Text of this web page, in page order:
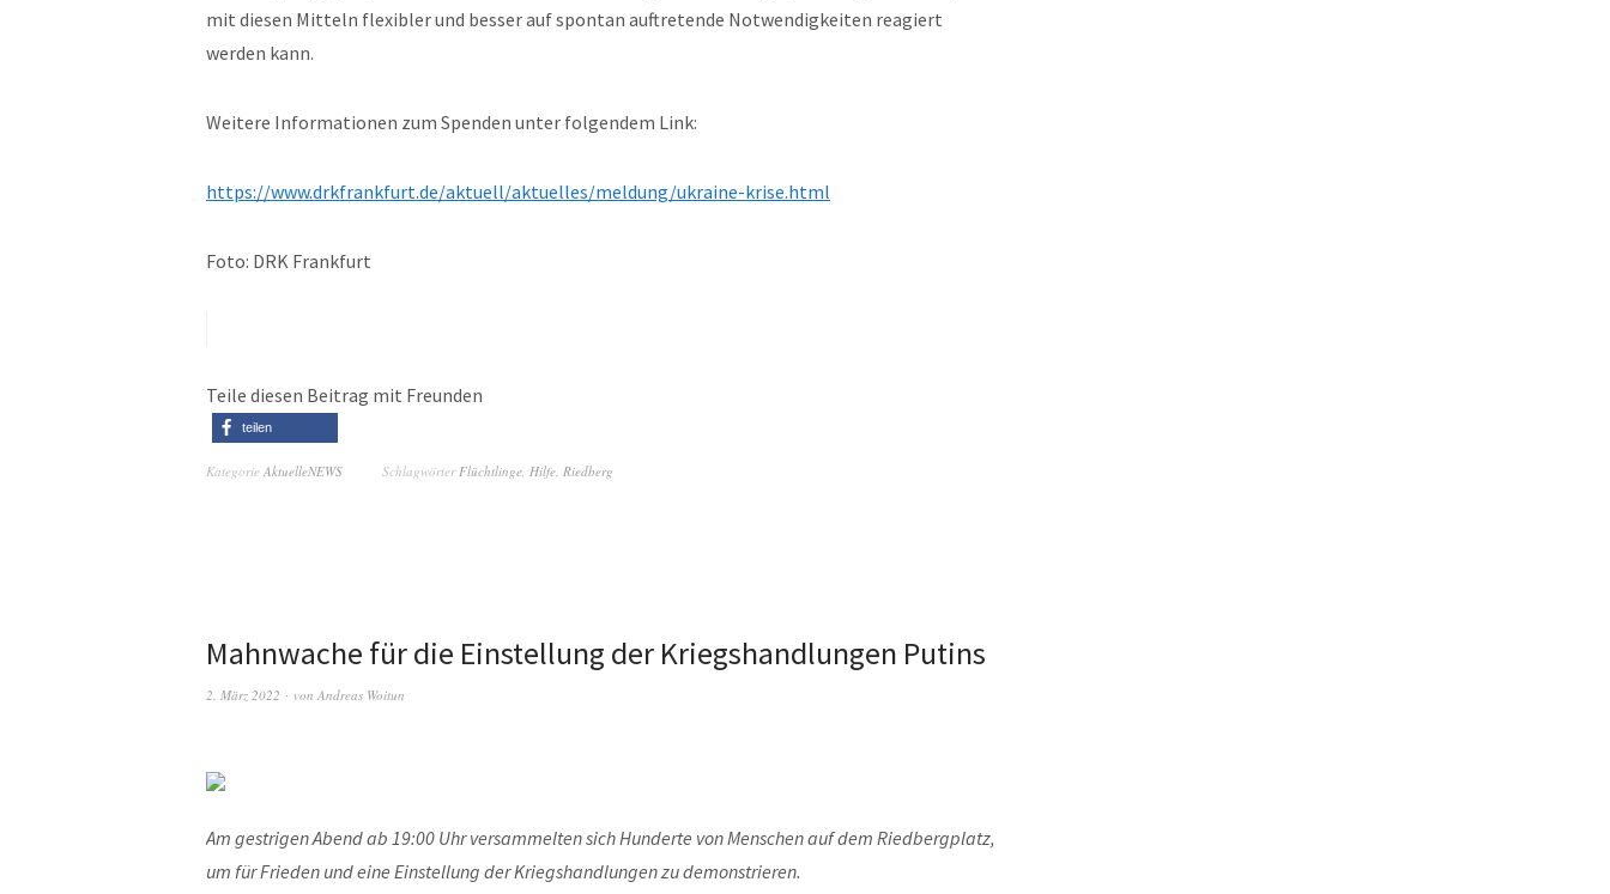
mit diesen Mitteln flexibler und besser auf spontan auftretende Notwendigkeiten reagiert
werden kann.
Weitere Informationen zum Spenden unter folgendem Link:
https://www.drkfrankfurt.de/aktuell/aktuelles/meldung/ukraine-krise.html
Foto: DRK Frankfurt
Teile diesen Beitrag mit Freunden
teilen
Kategorie AktuelleNEWS SchlagwörterFlüchtlinge, Hilfe, Riedberg
Mahnwache für die Einstellung der Kriegshandlungen Putins
2. März 2022 von Andreas Woitun
Am gestrigen Abend ab 19:00 Uhr versammelten sich Hunderte von Menschen auf dem Riedbergplatz,
um für Frieden und eine Einstellung der Kriegshandlungen zu demonstrieren.